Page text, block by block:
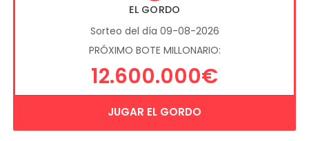
EL GORDO
Sorteo del día 09-08-2026
PRÓXIMO BOTE MILLONARIO:
12.600.000€
JUGAR EL GORDO